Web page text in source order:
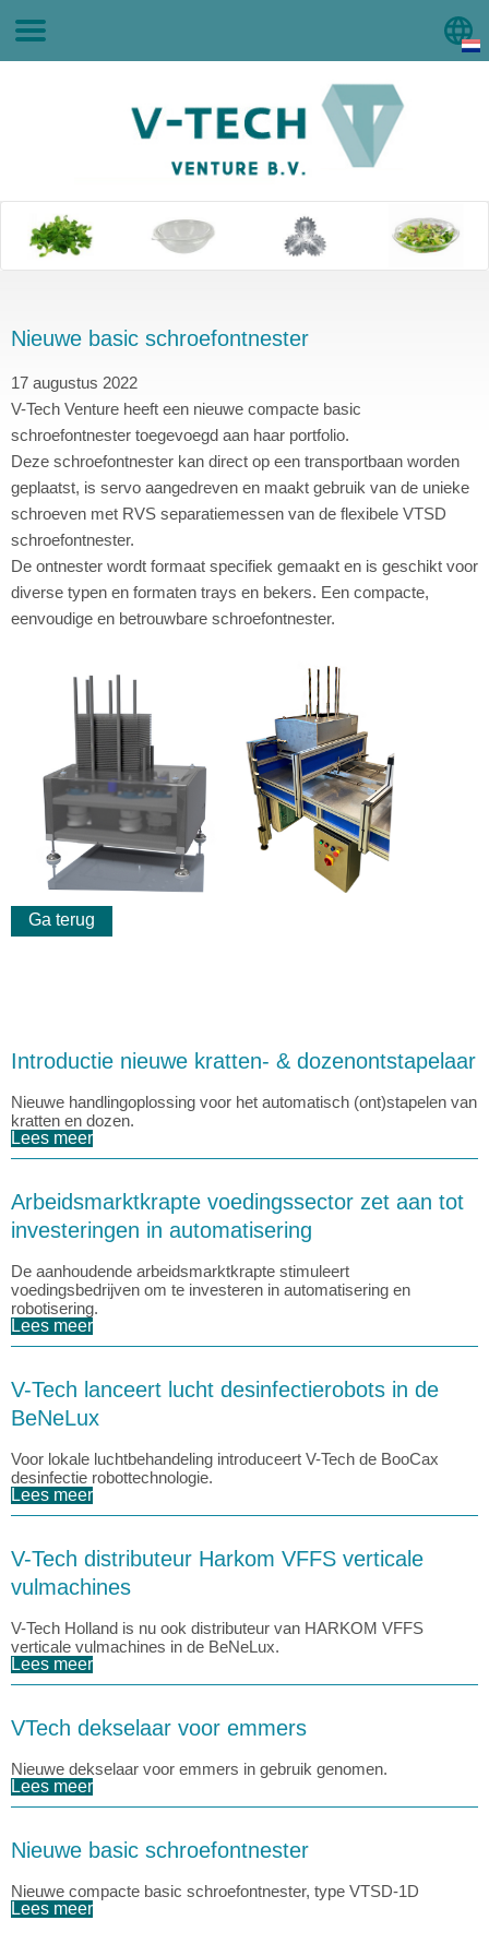
Nieuwe basic schroefontnester
17 augustus 2022
V-Tech Venture heeft een nieuwe compacte basic
schroefontnester toegevoegd aan haar portfolio.
Deze schroefontnester kan direct op een transportbaan worden
geplaatst, is servo aangedreven en maakt gebruik van de unieke
schroeven met RVS separatiemessen van de flexibele VTSD
schroefontnester.
De ontnester wordt formaat specifiek gemaakt en is geschikt voor
diverse typen en formaten trays en bekers. Een compacte,
eenvoudige en betrouwbare schroefontnester.
Ga terug
Introductie nieuwe kratten- & dozenontstapelaar
Nieuwe handlingoplossing voor het automatisch (ont)stapelen van
kratten en dozen.
Lees meer
Arbeidsmarktkrapte voedingssector zet aan tot
investeringen in automatisering
De aanhoudende arbeidsmarktkrapte stimuleert
voedingsbedrijven om te investeren in automatisering en
robotisering.
Lees meer
V-Tech lanceert lucht desinfectierobots in de
BeNeLux
Voor lokale luchtbehandeling introduceert V-Tech de BooCax
desinfectie robottechnologie.
Lees meer
V-Tech distributeur Harkom VFFS verticale
vulmachines
V-Tech Holland is nu ook distributeur van HARKOM VFFS
verticale vulmachines in de BeNeLux.
Lees meer
VTech dekselaar voor emmers
Nieuwe dekselaar voor emmers in gebruik genomen.
Lees meer
Nieuwe basic schroefontnester
Nieuwe compacte basic schroefontnester, type VTSD-1D
Lees meer